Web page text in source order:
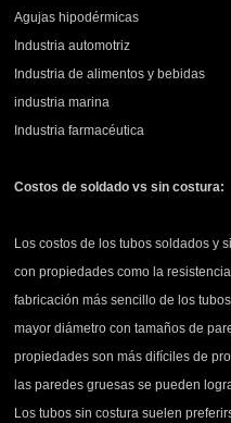
Agujas hipodérmicas
Industria automotriz
Industria de alimentos y bebidas
industria marina
Industria farmacéutica
Costos de soldado vs sin costura:
Los costos de los tubos soldados y
con propiedades como la
fabricación más sencillo de los
mayor diámetro con tamaños de
propiedades son más difíciles de
las paredes gruesas se pueden
Los tubos sin costura suelen